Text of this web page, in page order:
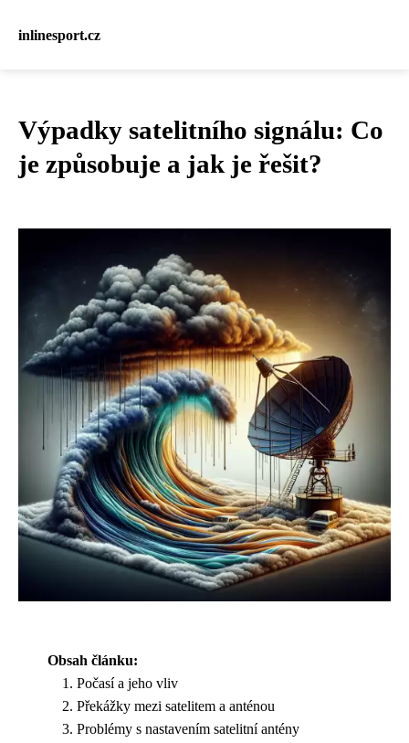
inlinesport.cz
Výpadky satelitního signálu: Co
je způsobuje a jak je řešit?
Obsah článku:
Počasí a jeho vliv
Překážky mezi satelitem a anténou
Problémy s nastavením satelitní antény